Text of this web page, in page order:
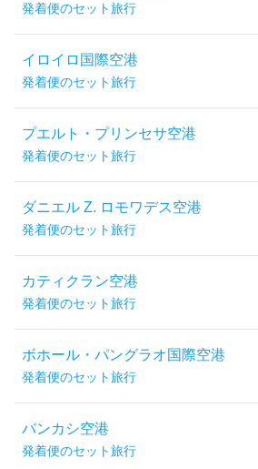
発着便のセット旅行
イロイロ国際空港
発着便のセット旅行
プエルト・プリンセサ空港
発着便のセット旅行
ダニエル Z. ロモワデス空港
発着便のセット旅行
カティクラン空港
発着便のセット旅行
ボホール・パングラオ国際空港
発着便のセット旅行
バンカシ空港
発着便のセット旅行